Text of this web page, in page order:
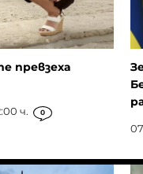
превзеха
ч. 0